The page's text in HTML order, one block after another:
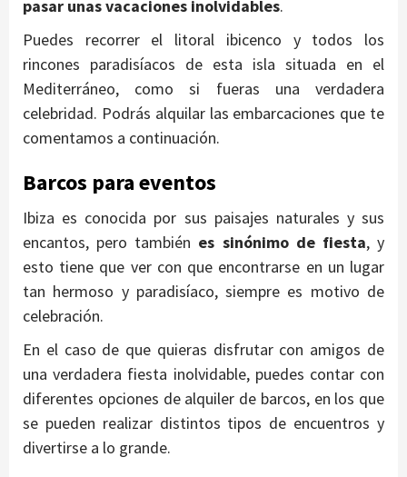
pasar unas vacaciones inolvidables.
Puedes recorrer el litoral ibicenco y todos los
rincones paradisíacos de esta isla situada en el
Mediterráneo, como si fueras una verdadera
celebridad. Podrás alquilar las embarcaciones que te
comentamos a continuación.
Barcos para eventos
Ibiza es conocida por sus paisajes naturales y sus
encantos, pero también es sinónimo de fiesta, y
esto tiene que ver con que encontrarse en un lugar
tan hermoso y paradisíaco, siempre es motivo de
celebración.
En el caso de que quieras disfrutar con amigos de
una verdadera fiesta inolvidable, puedes contar con
diferentes opciones de alquiler de barcos, en los que
se pueden realizar distintos tipos de encuentros y
divertirse a lo grande.